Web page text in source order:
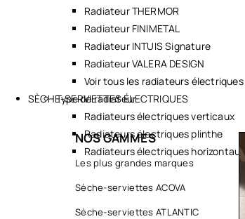
Radiateur THERMOR
Radiateur FINIMETAL
Radiateur INTUIS Signature
Radiateur VALERA DESIGN
Voir tous les radiateurs électriques
Type de radiateur
Radiateurs électriques verticaux
Radiateurs électriques plinthe
Radiateurs électriques horizontaux
SÈCHE-SERVIETTES ÉLECTRIQUES
NOS GAMMES
Les plus grandes marques
Sèche-serviettes ACOVA
Sèche-serviettes ATLANTIC